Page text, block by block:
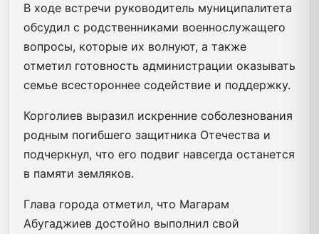
В ходе встречи руководитель муниципалитета
обсудил с родственниками военнослужащего
вопросы, которые их волнуют, а также
отметил готовность администрации оказывать
семье всестороннее содействие и поддержку.
Корголиев выразил искренние соболезнования
родным погибшего защитника Отечества и
подчеркнул, что его подвиг навсегда останется
в памяти земляков.
Глава города отметил, что Магарам
Абугаджиев достойно выполнил свой